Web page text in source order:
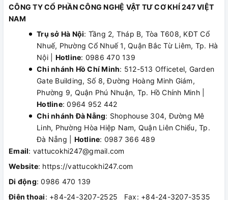
CÔNG TY CỔ PHẦN CÔNG NGHỆ VẬT TƯ CƠ KHÍ 247 VIỆT
NAM
Trụ sở Hà Nội: Tầng 2, Tháp B, Tòa T608, KĐT Cổ
Nhuế, Phường Cổ Nhuế 1, Quận Bắc Từ Liêm, Tp. Hà
Nội | Hotline: 0986 470 139
Chi nhánh Hồ Chí Minh: 512-513 Officetel, Garden
Gate Building, Số 8, Đường Hoàng Minh Giám,
Phường 9, Quận Phú Nhuận, Tp. Hồ Chính Minh |
Hotline: 0964 952 442
Chi nhánh Đà Nẵng: Shophouse 304, Đường Mê
Linh, Phường Hòa Hiệp Nam, Quận Liên Chiểu, Tp.
Đà Nẵng | Hotline: 0987 366 489
Email: vattucokhi247@gmail.com
Website: https://vattucokhi247.com
Di động: 0986 470 139
Điện thoại: +84-24-3207-2525 Fax: +84-24-3207-3535